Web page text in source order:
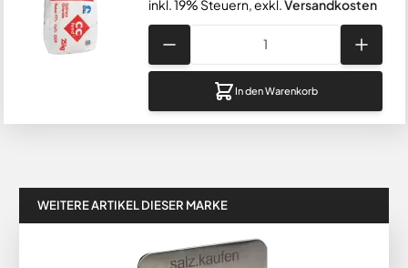
inkl. 19% Steuern,exkl.Versandkosten
Menge
In den Warenkorb
WEITERE ARTIKEL DIESER MARKE